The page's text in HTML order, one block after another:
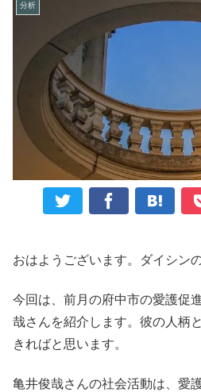
分析
おはようございます。ダイシン
今回は、前月の府中市の愛護促
哉さんを紹介します。彼の人柄
きればと思います。
亀井俊哉さんの社会活動は、愛